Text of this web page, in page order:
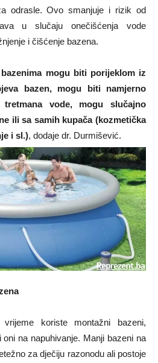
odrasle. Ovo smanjuje i rizik od
u slučaju onečišćenja vode
i čišćenje bazena.
mogu biti porijeklom iz
bazen, mogu biti namjerno
vode, mogu slučajno
ili sa samih kupača (kozmetička
i sl.), dodaje dr. Durmišević.
koriste montažni bazeni,
na napuhivanje. Manji bazeni na
za dječiju razonodu ali postoje